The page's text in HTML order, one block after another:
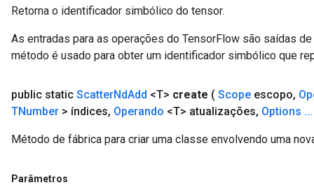
Retorna o identificador simbólico do tensor.
As entradas para as operações do TensorFlow são saídas
método é usado para obter um identificador simbólico que
public static ScatterNdAdd <T> create ( Scope escopo,
TNumber > índices, Operando <T> atualizações, Options ...
Método de fábrica para criar uma classe envolvendo uma
Parâmetros